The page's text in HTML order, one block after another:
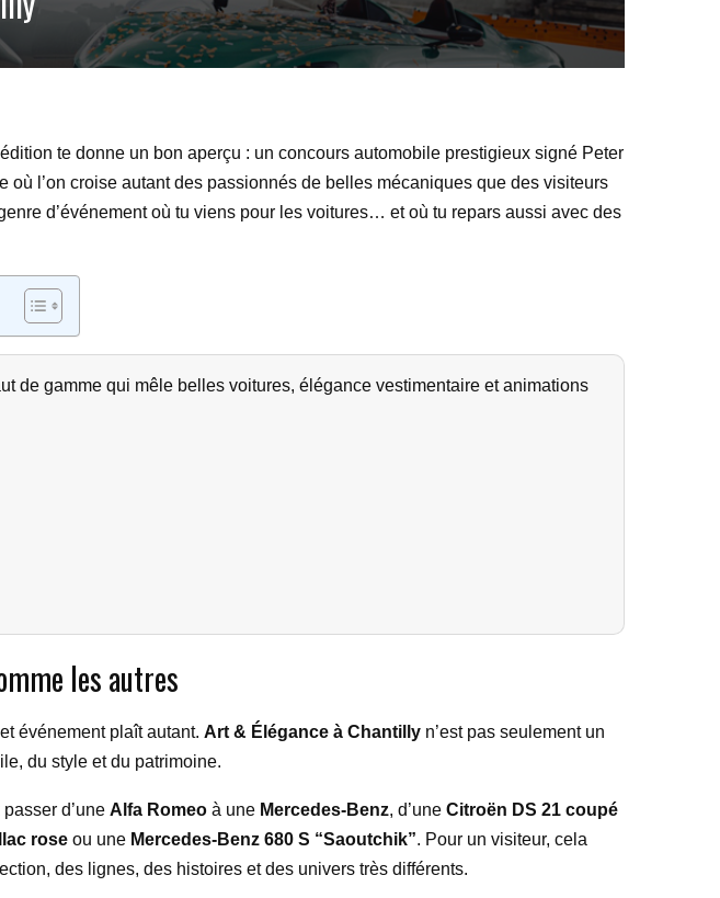
te donne un bon aperçu : un concours automobile prestigieux signé Peter
où l’on croise autant des passionnés de belles mécaniques que des visiteurs
d’événement où tu viens pour les voitures… et où tu repars aussi avec des
de gamme qui mêle belles voitures, élégance vestimentaire et animations
les autres
événement plaît autant. Art & Élégance à Chantilly n’est pas seulement un
du style et du patrimoine.
d’une Alfa Romeo à une Mercedes-Benz, d’une Citroën DS 21 coupé
rose ou une Mercedes-Benz 680 S “Saoutchik”. Pour un visiteur, cela
des lignes, des histoires et des univers très différents.